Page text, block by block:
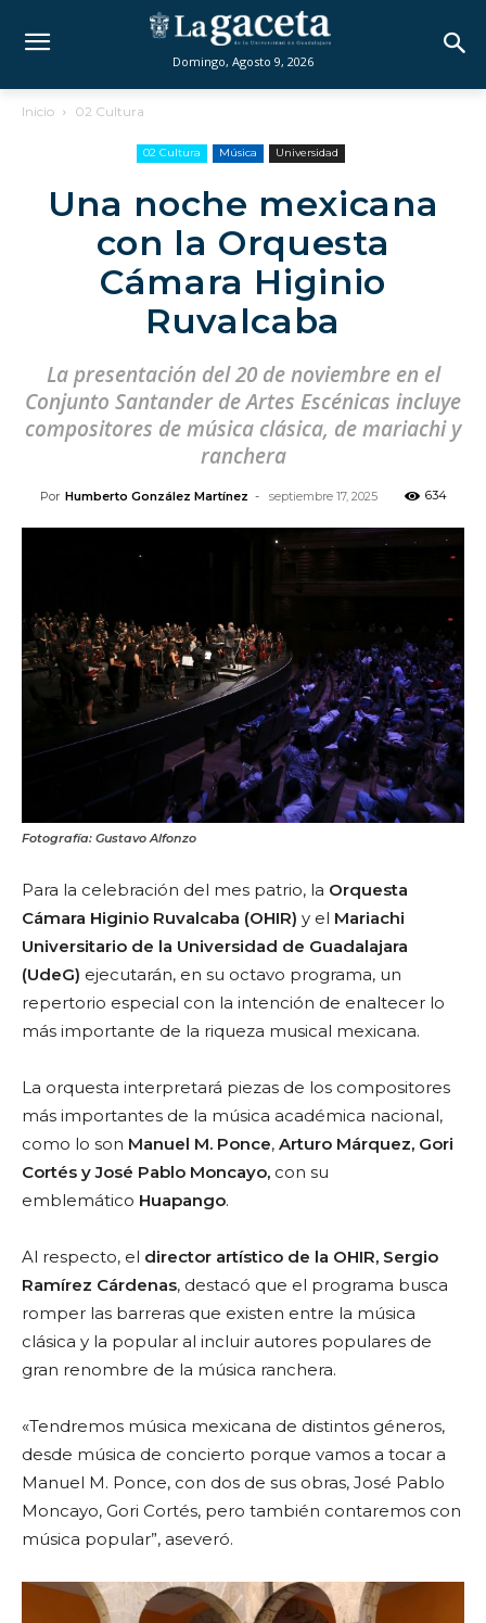
Domingo, Agosto 9, 2026
Inicio 02 Cultura
02 Cultura Música Universidad
Una noche mexicana
con la Orquesta
Cámara Higinio
Ruvalcaba
La presentación del 20 de noviembre en el
Conjunto Santander de Artes Escénicas incluye
compositores de música clásica, de mariachi y
ranchera
Por Humberto González Martínez - septiembre 17, 2025 634
Fotografía: Gustavo Alfonzo
Para la celebración del mes patrio, la Orquesta
Cámara Higinio Ruvalcaba (OHIR) y el Mariachi
Universitario de la Universidad de Guadalajara
(UdeG) ejecutarán, en su octavo programa, un
repertorio especial con la intención de enaltecer lo
más importante de la riqueza musical mexicana.
La orquesta interpretará piezas de los compositores
más importantes de la música académica nacional,
como lo son Manuel M. Ponce, Arturo Márquez, Gori
Cortés y José Pablo Moncayo, con su
emblemático Huapango.
Al respecto, el director artístico de la OHIR, Sergio
Ramírez Cárdenas, destacó que el programa busca
romper las barreras que existen entre la música
clásica y la popular al incluir autores populares de
gran renombre de la música ranchera.
«Tendremos música mexicana de distintos géneros,
desde música de concierto porque vamos a tocar a
Manuel M. Ponce, con dos de sus obras, José Pablo
Moncayo, Gori Cortés, pero también contaremos con
música popular”, aseveró.